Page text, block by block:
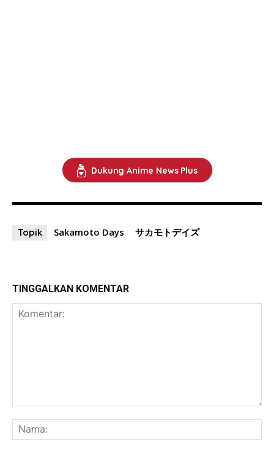
Dukung Anime News Plus
Topik Sakamoto Days サカモトデイズ
TINGGALKAN KOMENTAR